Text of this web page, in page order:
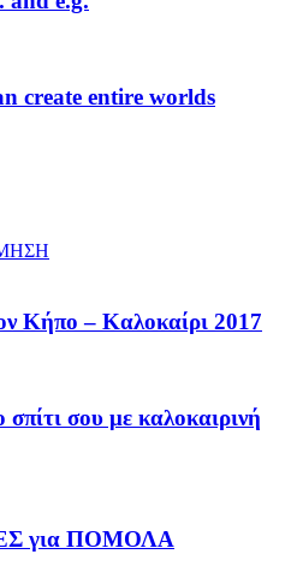
create entire worlds
Κήπο – Καλοκαίρι 2017
σου με καλοκαιρινή
για ΠΟΜΟΛΑ